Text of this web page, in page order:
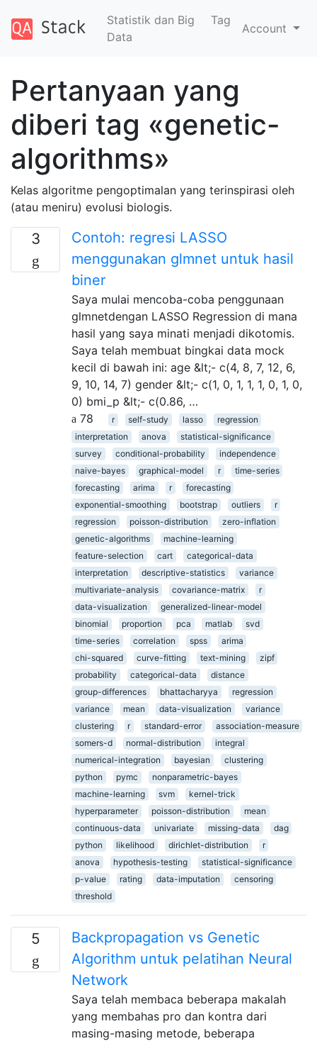
Statistik dan Big
Data
Tag
Account
Pertanyaan yang
diberi tag «genetic-
algorithms»
Kelas algoritme pengoptimalan yang terinspirasi oleh
(atau meniru) evolusi biologis.
3
Contoh: regresi LASSO
menggunakan glmnet untuk hasil
biner
Saya mulai mencoba-coba penggunaan
glmnetdengan LASSO Regression di mana
hasil yang saya minati menjadi dikotomis.
Saya telah membuat bingkai data mock
kecil di bawah ini: age &lt;- c(4, 8, 7, 12, 6,
9, 10, 14, 7) gender &lt;- c(1, 0, 1, 1, 1, 0, 1, 0,
0) bmi_p &lt;- c(0.86, …
78
r self-study lasso
regression
interpretation
anova
statistical-significance
survey
conditional-probability
independence
naive-bayes
graphical-model r
time-series
forecasting
arima r
forecasting
exponential-smoothing
bootstrap outliers
r
regression
poisson-distribution
zero-inflation
genetic-algorithms
machine-learning
feature-selection
cart
categorical-data
interpretation
descriptive-statistics
variance
multivariate-analysis
covariance-matrix
r
data-visualization
generalized-linear-model
binomial
proportion pca matlab
svd
time-series
correlation spss
arima
chi-squared
curve-fitting text-mining
zipf
probability
categorical-data
distance
group-differences
bhattacharyya
regression
variance
mean data-visualization
variance
clustering
r standard-error
association-measure
somers-d
normal-distribution
integral
numerical-integration
bayesian
clustering
python
pymc
nonparametric-bayes
machine-learning
svm
kernel-trick
hyperparameter
poisson-distribution
mean
continuous-data
univariate missing-data
dag
python
likelihood dirichlet-distribution
r
anova
hypothesis-testing
statistical-significance
p-value
rating data-imputation
censoring
threshold
5
Backpropagation vs Genetic
Algorithm untuk pelatihan Neural
Network
Saya telah membaca beberapa makalah
yang membahas pro dan kontra dari
masing-masing metode, beberapa